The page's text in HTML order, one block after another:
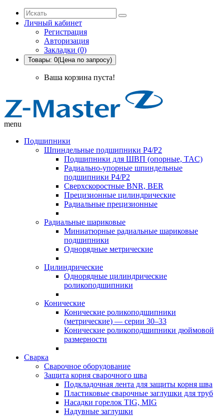
Личный кабинет
Регистрация
Авторизация
Закладки (0)
Товары: 0(Цена по запросу)
Ваша корзина пуста!
menu
Подшипники
Шпиндельные подшипники P4/P2
Подшипники для ШВП (опорные, TAC)
Радиально-упорные шпиндельные
подшипники P4/P2
Сверхскоростные BNR, BER
Прецизионные цилиндрические
Радиальные прецизионные
Радиальные шариковые
Миниатюрные радиальные шариковые
подшипники
Однорядные метрические
Цилиндрические
Однорядные цилиндрические
роликоподшипники
Конические
Конические роликоподшипники
(метрические) — серии 30–33
Конические роликоподшипники дюймовой
размерности
Сварка
Сварочное оборудование
Защита корня сварочного шва
Подкладочная лента для защиты корня шва
Пластиковые сварочные заглушки для труб
Насадки горелок TIG, MIG
Надувные заглушки